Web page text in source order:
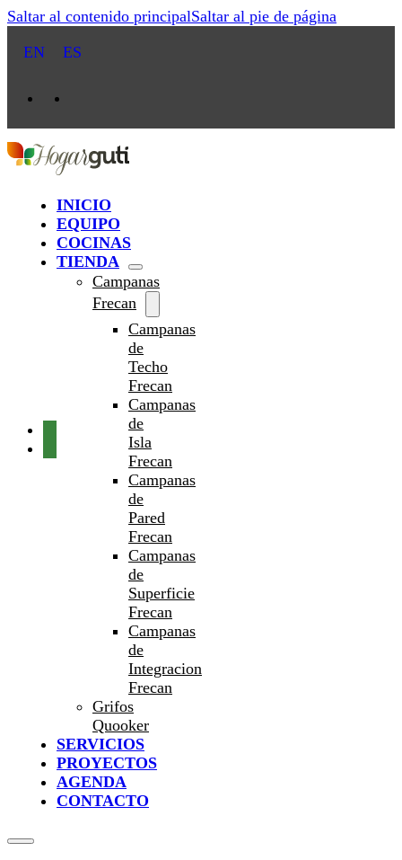
Saltar al contenido principalSaltar al pie de página
EN
ES
INICIO
EQUIPO
COCINAS
TIENDA
Campanas
Frecan
Campanas
de
Techo
Frecan
Campanas
de
Isla
Frecan
Campanas
de
Pared
Frecan
Campanas
de
Superficie
Frecan
Campanas
de
Integracion
Frecan
Grifos
Quooker
SERVICIOS
PROYECTOS
AGENDA
CONTACTO